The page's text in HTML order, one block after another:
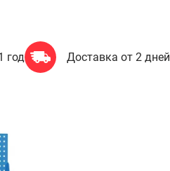
год Доставка от 2 дней